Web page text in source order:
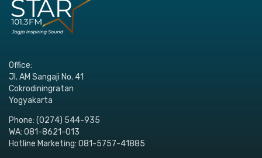
Office:
Jl. AM Sangaji No. 41
Cokrodiningratan
Yogyakarta
Phone: (0274) 544-935
WA: 081-8621-013
Hotline Marketing: 081-5757-41885